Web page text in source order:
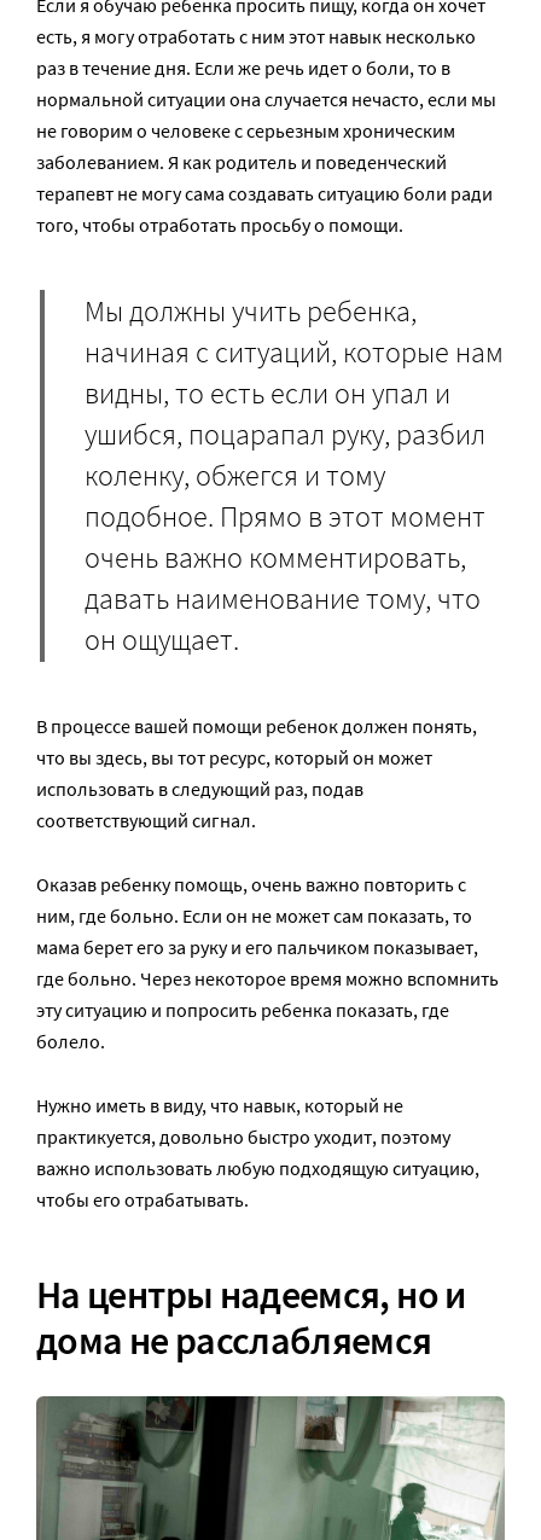
Если я обучаю ребенка просить пищу, когда он хочет
есть, я могу отработать с ним этот навык несколько
раз в течение дня. Если же речь идет о боли, то в
нормальной ситуации она случается нечасто, если мы
не говорим о человеке с серьезным хроническим
заболеванием. Я как родитель и поведенческий
терапевт не могу сама создавать ситуацию боли ради
того, чтобы отработать просьбу о помощи.
Мы должны учить ребенка,
начиная с ситуаций, которые нам
видны, то есть если он упал и
ушибся, поцарапал руку, разбил
коленку, обжегся и тому
подобное. Прямо в этот момент
очень важно комментировать,
давать наименование тому, что
он ощущает.
В процессе вашей помощи ребенок должен понять,
что вы здесь, вы тот ресурс, который он может
использовать в следующий раз, подав
соответствующий сигнал.
Оказав ребенку помощь, очень важно повторить с
ним, где больно. Если он не может сам показать, то
мама берет его за руку и его пальчиком показывает,
где больно. Через некоторое время можно вспомнить
эту ситуацию и попросить ребенка показать, где
болело.
Нужно иметь в виду, что навык, который не
практикуется, довольно быстро уходит, поэтому
важно использовать любую подходящую ситуацию,
чтобы его отрабатывать.
На центры надеемся, но и
дома не расслабляемся